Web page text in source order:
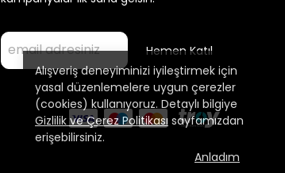
Alışveriş deneyiminizi iyileştirmek için
yasal düzenlemelere uygun çerezler
(cookies) kullanıyoruz. Detaylı bilgiye
Gizlilik ve Çerez Politikası sayfamızdan
erişebilirsiniz.
Anladım
Hemen Katıl